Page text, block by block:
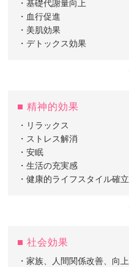
・基礎代謝量向上
・血行促進
・美肌効果
・デトックス効果
精神的効果
・リラックス
・ストレス解消
・安眠
・生活の充実感
・健康的ライフスタイル確立
社会効果
・家族、人間関係改善、向上